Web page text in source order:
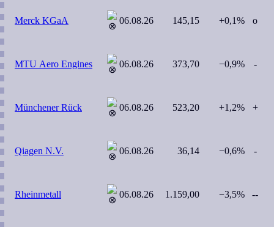
Merck KGaA 06.08.26 145,15 +0,1% o
MTU Aero Engines 06.08.26 373,70 −0,9% -
Münchener Rück 06.08.26 523,20 +1,2% +
Qiagen N.V. 06.08.26 36,14 −0,6% -
Rheinmetall 06.08.26 1.159,00 −3,5% --